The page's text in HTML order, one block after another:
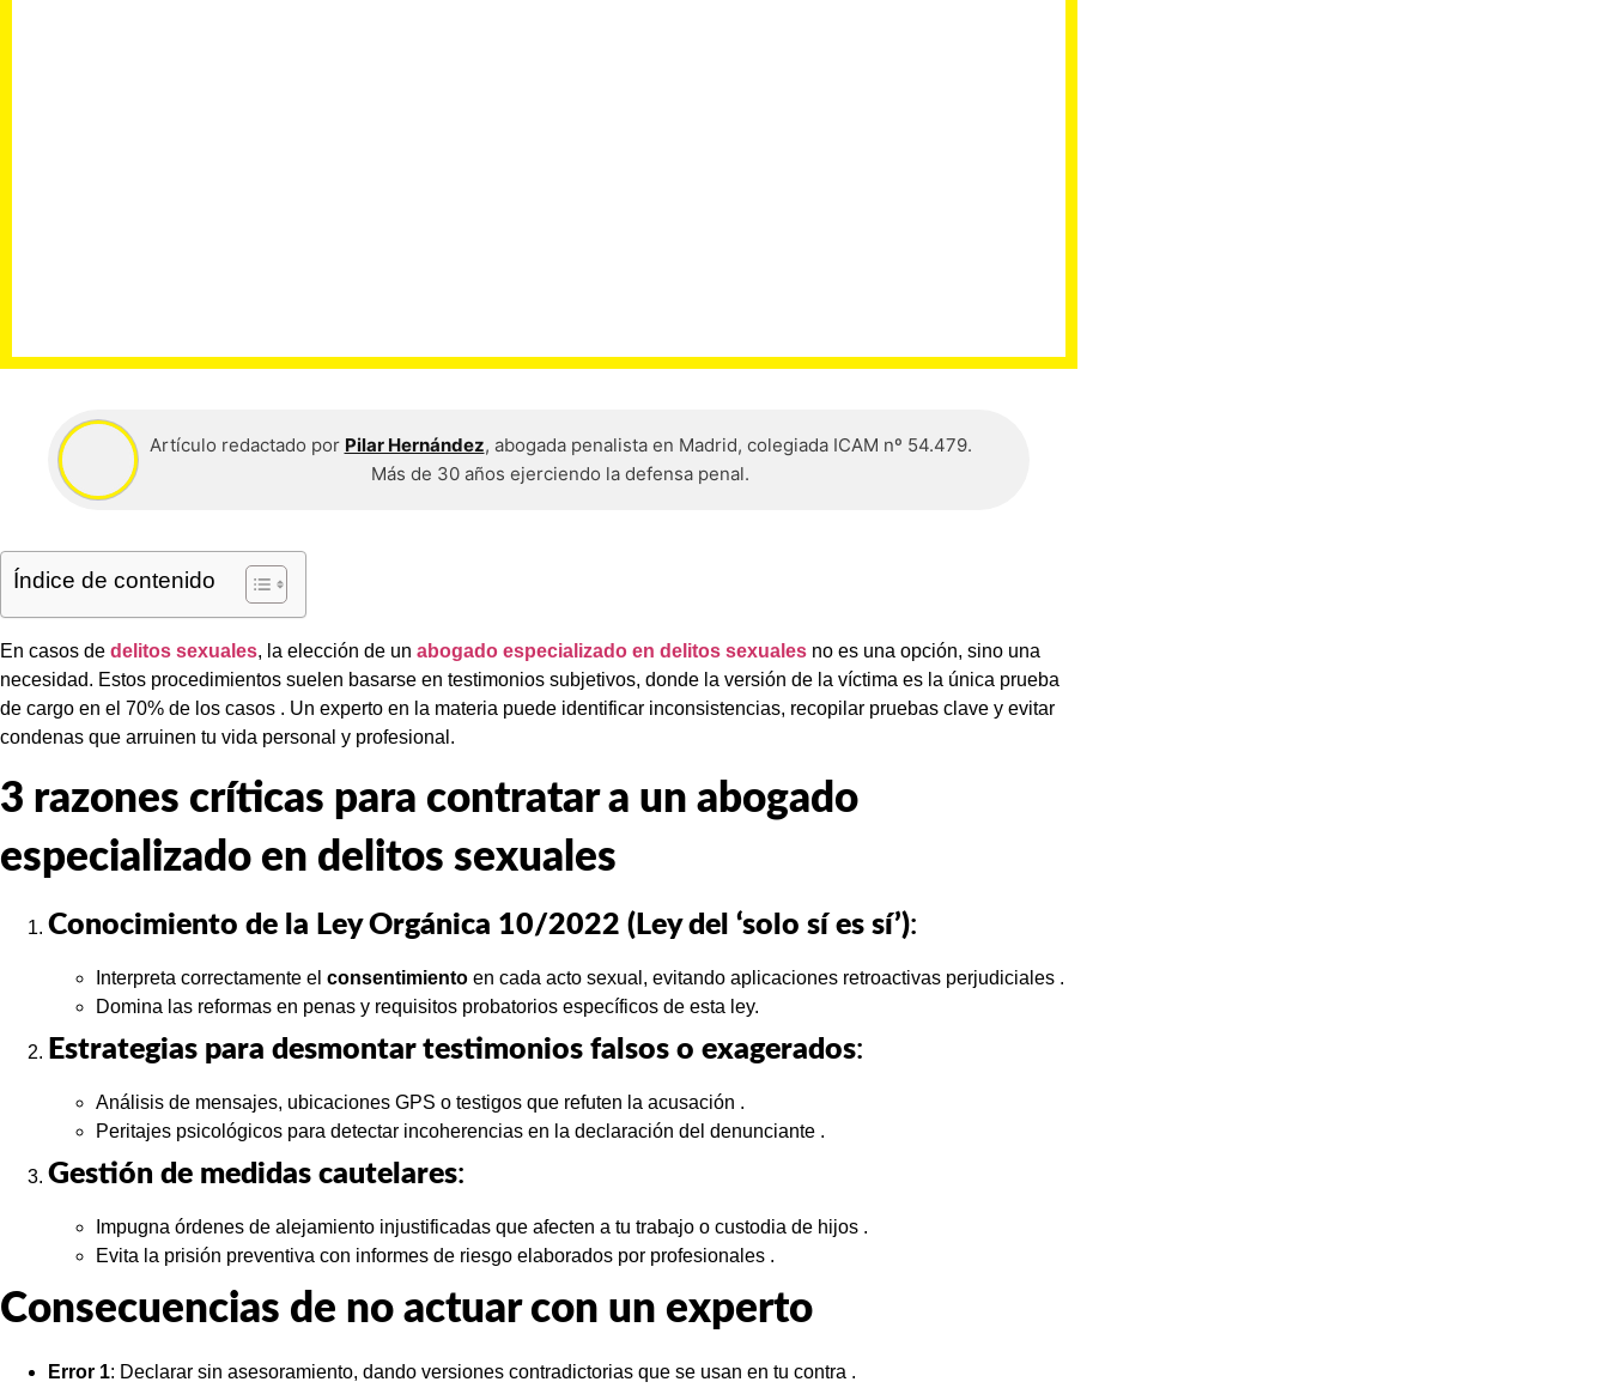
Artículo redactado por Pilar Hernández, abogada penalista en Madrid, colegiada ICAM nº 54.479.
Más de 30 años ejerciendo la defensa penal.
Índice de contenido
En casos de delitos sexuales, la elección de un abogado especializado en delitos sexuales no es una opción, sino una
necesidad. Estos procedimientos suelen basarse en testimonios subjetivos, donde la versión de la víctima es la única prueba
de cargo en el 70% de los casos . Un experto en la materia puede identificar inconsistencias, recopilar pruebas clave y evitar
condenas que arruinen tu vida personal y profesional.
3 razones críticas para contratar a un abogado
especializado en delitos sexuales
Conocimiento de la Ley Orgánica 10/2022 (Ley del ‘solo sí es sí’):
Interpreta correctamente el consentimiento en cada acto sexual, evitando aplicaciones retroactivas perjudiciales .
Domina las reformas en penas y requisitos probatorios específicos de esta ley.
Estrategias para desmontar testimonios falsos o exagerados:
Análisis de mensajes, ubicaciones GPS o testigos que refuten la acusación .
Peritajes psicológicos para detectar incoherencias en la declaración del denunciante .
Gestión de medidas cautelares:
Impugna órdenes de alejamiento injustificadas que afecten a tu trabajo o custodia de hijos .
Evita la prisión preventiva con informes de riesgo elaborados por profesionales .
Consecuencias de no actuar con un experto
Error 1: Declarar sin asesoramiento, dando versiones contradictorias que se usan en tu contra .